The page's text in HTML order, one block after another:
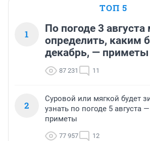
ТОП 5
1
По погоде 3
определить, каким
декабрь, — приметы
87 231 11
2
Суровой или мягкой будет
узнать по погоде 5 августа
приметы
77 957 12